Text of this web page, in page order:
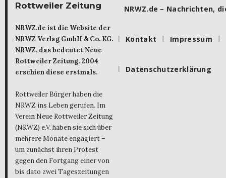
Rottweiler Zeitung
NRWZ.de ist die Website der
NRWZ Verlag GmbH & Co. KG.
NRWZ, das bedeutet Neue
Rottweiler Zeitung. 2004
erschien diese erstmals.
Rottweiler Bürger haben die
NRWZ ins Leben gerufen. Im
Verein Neue Rottweiler Zeitung
(NRWZ) e.V. haben sie sich über
mehrere Monate engagiert –
um zunächst ihren Protest
gegen den Fortgang einer von
bis dato zwei Tageszeitungen
NRWZ.de – Nachrichten,
Kontakt Impressum
Datenschutzerklärung